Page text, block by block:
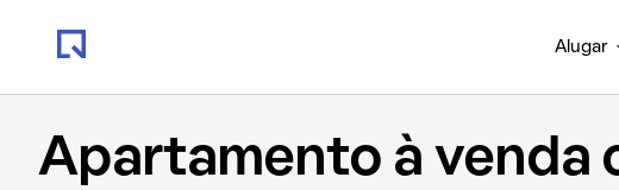
Alugar
Apartamento à venda